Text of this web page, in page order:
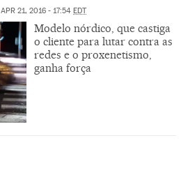
APR 21, 2016 - 17:54 EDT
Modelo nórdico, que castiga
o cliente para lutar contra as
redes e o proxenetismo,
ganha força